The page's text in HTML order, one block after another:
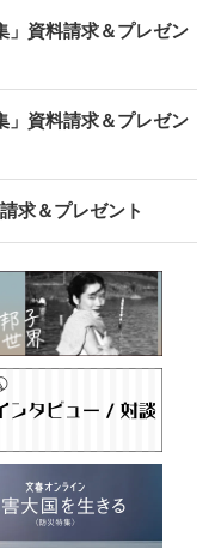
」資料請求＆プレゼン
」資料請求＆プレゼン
求＆プレゼント